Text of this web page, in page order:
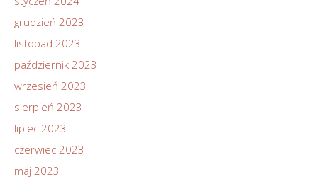
grudzień 2023
listopad 2023
październik 2023
wrzesień 2023
sierpień 2023
lipiec 2023
czerwiec 2023
maj 2023